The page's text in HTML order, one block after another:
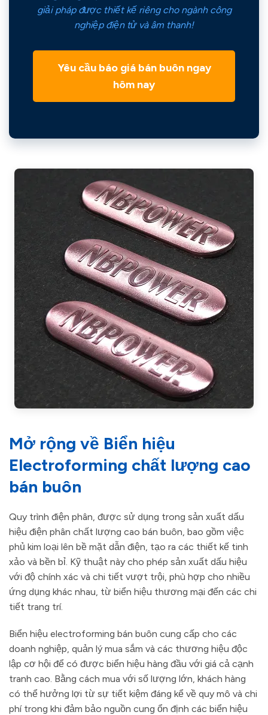
giải pháp được thiết kế riêng cho ngành công
nghiệp điện tử và âm thanh!
Yêu cầu báo giá bán buôn ngay
hôm nay
Mở rộng về Biển hiệu
Electroforming chất lượng cao
bán buôn
Quy trình điện phân, được sử dụng trong sản xuất dấu
hiệu điện phân chất lượng cao bán buôn, bao gồm việc
phủ kim loại lên bề mặt dẫn điện, tạo ra các thiết kế tinh
xảo và bền bỉ. Kỹ thuật này cho phép sản xuất dấu hiệu
với độ chính xác và chi tiết vượt trội, phù hợp cho nhiều
ứng dụng khác nhau, từ biển hiệu thương mại đến các chi
tiết trang trí.
Biển hiệu electroforming bán buôn cung cấp cho các
doanh nghiệp, quản lý mua sắm và các thương hiệu độc
lập cơ hội để có được biển hiệu hàng đầu với giá cả cạnh
tranh cao. Bằng cách mua với số lượng lớn, khách hàng
có thể hưởng lợi từ sự tiết kiệm đáng kể về quy mô và chi
phí trong khi đảm bảo nguồn cung ổn định các biển hiệu